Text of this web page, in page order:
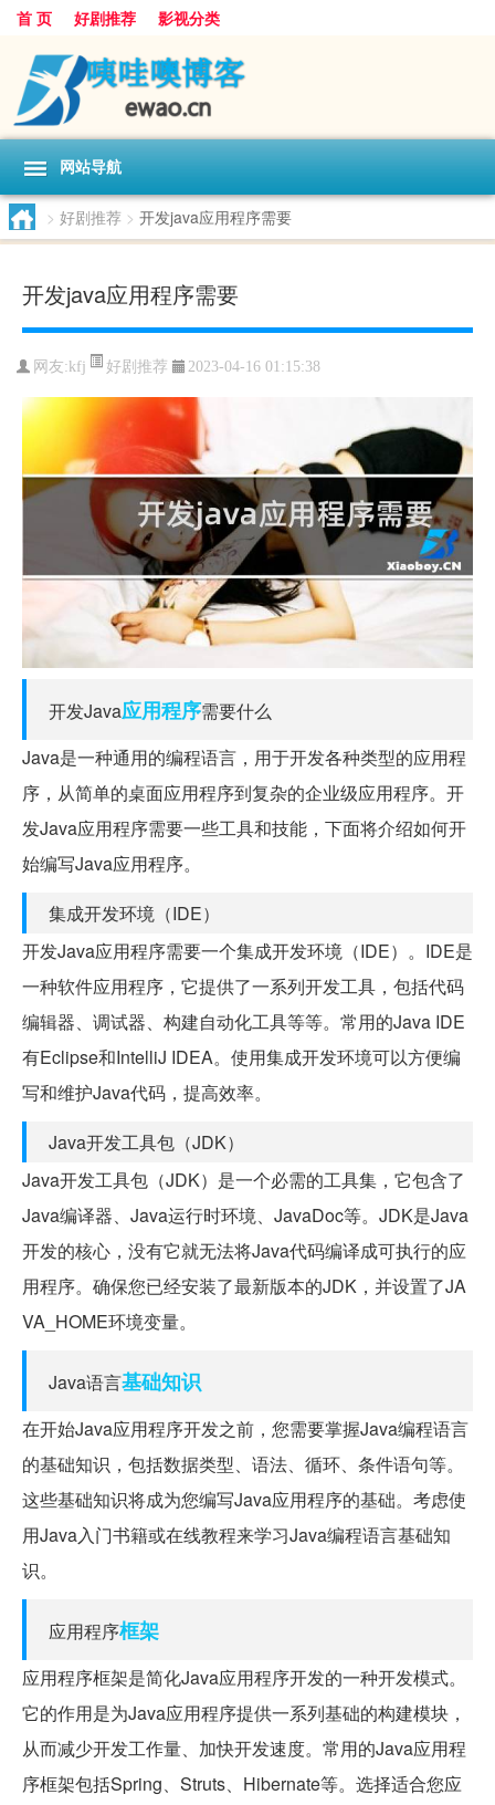
首 页 好剧推荐 影视分类
网站导航
> 好剧推荐 > 开发java应用程序需要
开发java应用程序需要
网友: kfj 好剧推荐 2023-04-16 01:15:38
开发Java应用程序需要什么
Java是一种通用的编程语言，用于开发各种类型的应用程
序，从简单的桌面应用程序到复杂的企业级应用程序。开
发Java应用程序需要一些工具和技能，下面将介绍如何开
始编写Java应用程序。
集成开发环境（IDE）
开发Java应用程序需要一个集成开发环境（IDE）。IDE是
一种软件应用程序，它提供了一系列开发工具，包括代码
编辑器、调试器、构建自动化工具等等。常用的Java IDE
有Eclipse和IntelliJ IDEA。使用集成开发环境可以方便编
写和维护Java代码，提高效率。
Java开发工具包（JDK）
Java开发工具包（JDK）是一个必需的工具集，它包含了
Java编译器、Java运行时环境、JavaDoc等。JDK是Java
开发的核心，没有它就无法将Java代码编译成可执行的应
用程序。确保您已经安装了最新版本的JDK，并设置了JA
VA_HOME环境变量。
Java语言基础知识
在开始Java应用程序开发之前，您需要掌握Java编程语言
的基础知识，包括数据类型、语法、循环、条件语句等。
这些基础知识将成为您编写Java应用程序的基础。考虑使
用Java入门书籍或在线教程来学习Java编程语言基础知
识。
应用程序框架
应用程序框架是简化Java应用程序开发的一种开发模式。
它的作用是为Java应用程序提供一系列基础的构建模块，
从而减少开发工作量、加快开发速度。常用的Java应用程
序框架包括Spring、Struts、Hibernate等。选择适合您应